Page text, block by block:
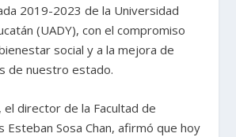
2019-2023 de la Universidad
(UADY), con el compromiso
social y a la mejora de
de nuestro estado.
el director de la Facultad de
Esteban Sosa Chan, afirmó que hoy